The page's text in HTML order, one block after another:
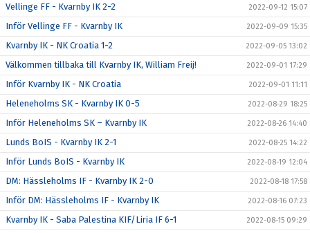
Vellinge FF - Kvarnby IK 2-2 2022-09-12 15:07
Inför Vellinge FF - Kvarnby IK 2022-09-09 15:35
Kvarnby IK - NK Croatia 1-2 2022-09-05 13:02
Välkommen tillbaka till Kvarnby IK, William Freij! 2022-09-01 17:29
Inför Kvarnby IK - NK Croatia 2022-09-01 11:11
Heleneholms SK - Kvarnby IK 0-5 2022-08-29 18:25
Inför Heleneholms SK – Kvarnby IK 2022-08-26 14:40
Lunds BoIS - Kvarnby IK 2-1 2022-08-25 14:22
Inför Lunds BoIS - Kvarnby IK 2022-08-19 12:04
DM: Hässleholms IF - Kvarnby IK 2-0 2022-08-18 17:58
Inför DM: Hässleholms IF - Kvarnby IK 2022-08-16 07:23
Kvarnby IK - Saba Palestina KIF/Liria IF 6-1 2022-08-15 09:29